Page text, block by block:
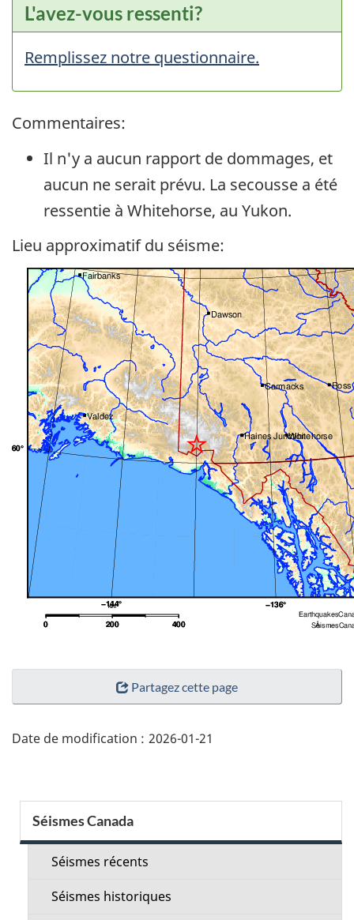
L'avez-vous ressenti?
Remplissez notre questionnaire.
Commentaires:
Il n'y a aucun rapport de dommages, et
aucun ne serait prévu. La secousse a été
ressentie à Whitehorse, au Yukon.
Lieu approximatif du séisme:
"Détails
page"
Partagez cette page
Date de modification : 2026-01-21
Menu
de
Séismes Canada
Séismes récents
Séismes historiques